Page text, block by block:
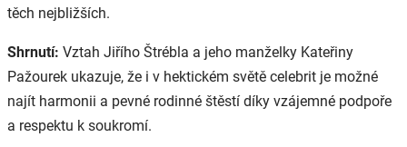
těch nejbližších.
Shrnutí: Vztah Jiřího Štrébla a jeho manželky Kateřiny
Pažourek ukazuje, že i v hektickém světě celebrit je možné
najít harmonii a pevné rodinné štěstí díky vzájemné podpoře
a respektu k soukromí.